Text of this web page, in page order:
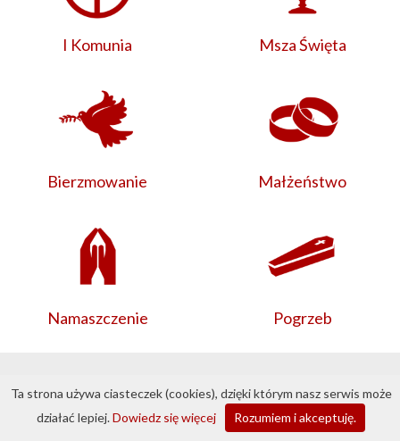
I Komunia Msza Święta
Bierzmowanie Małżeństwo
Namaszczenie Pogrzeb
DobraStronaParafii.pl
Ta strona używa ciasteczek (cookies), dzięki którym nasz serwis może
działać lepiej.Dowiedz się więcej Rozumiem i akceptuję.